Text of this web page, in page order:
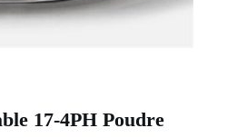
17-4PH Poudre